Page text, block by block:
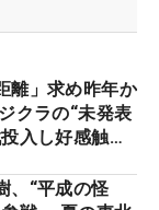
離」求め昨年か
クラの“未発表
入し好感触
、“平成の怪